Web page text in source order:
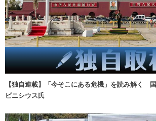
【独自連載】「今そこにある危機」を読み解く
ビニシウス氏